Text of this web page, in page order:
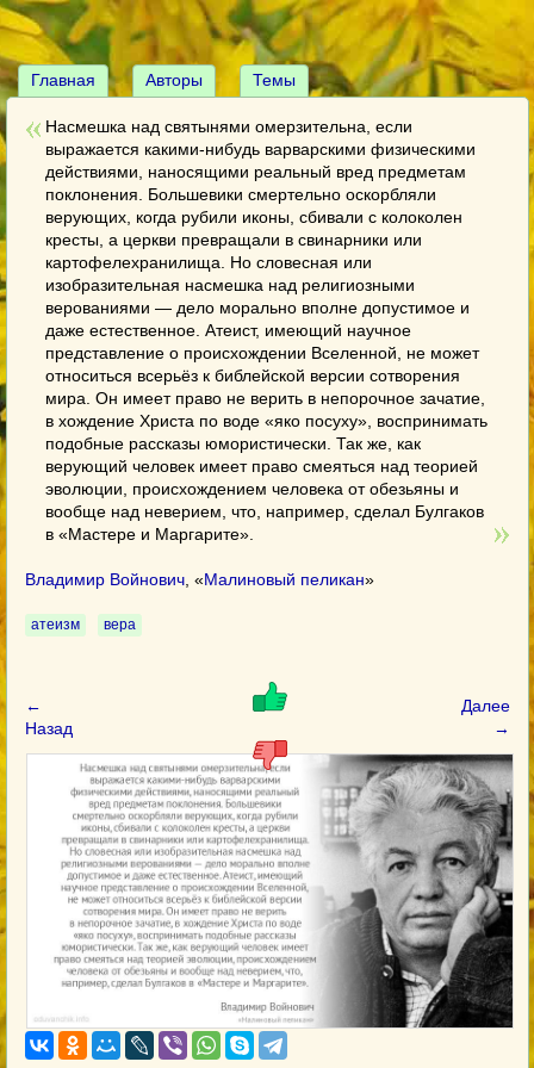
Главная Авторы Темы
Насмешка над святынями омерзительна, если
выражается какими-нибудь варварскими физическими
действиями, наносящими реальный вред предметам
поклонения. Большевики смертельно оскорбляли
верующих, когда рубили иконы, сбивали с колоколен
кресты, а церкви превращали в свинарники или
картофелехранилища. Но словесная или
изобразительная насмешка над религиозными
верованиями — дело морально вполне допустимое и
даже естественное. Атеист, имеющий научное
представление о происхождении Вселенной, не может
относиться всерьёз к библейской версии сотворения
мира. Он имеет право не верить в непорочное зачатие,
в хождение Христа по воде «яко посуху», воспринимать
подобные рассказы юмористически. Так же, как
верующий человек имеет право смеяться над теорией
эволюции, происхождением человека от обезьяны и
вообще над неверием, что, например, сделал Булгаков
в «Мастере и Маргарите».
Владимир Войнович , «Малиновый пеликан»
атеизм вера
←
Назад
Далее
→